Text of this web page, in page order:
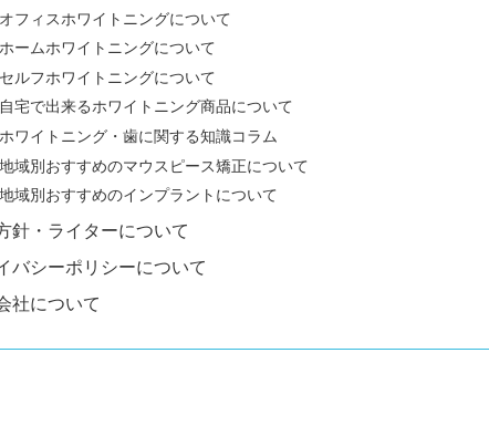
オフィスホワイトニングについて
ホームホワイトニングについて
セルフホワイトニングについて
自宅で出来るホワイトニング商品について
ホワイトニング・歯に関する知識コラム
地域別おすすめのマウスピース矯正について
地域別おすすめのインプラントについて
針・ライターについて
バシーポリシーについて
社について